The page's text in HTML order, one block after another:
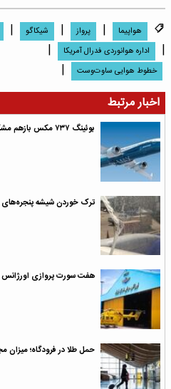
هواپیما | پرواز | شیکاگو |
| اداره هوانوردی فدرال آمریکا |
خطوط هوایی ساوت‌وست
|
اخبار مرتبط
بوئینگ ۷۳۷ مکس بازهم مشکل ساز شد
ترک خوردن شیشه‌ پنجره‌های
هفت سورت پروازی اورژانس
حمل طلا در فرودگاه؛ میزان